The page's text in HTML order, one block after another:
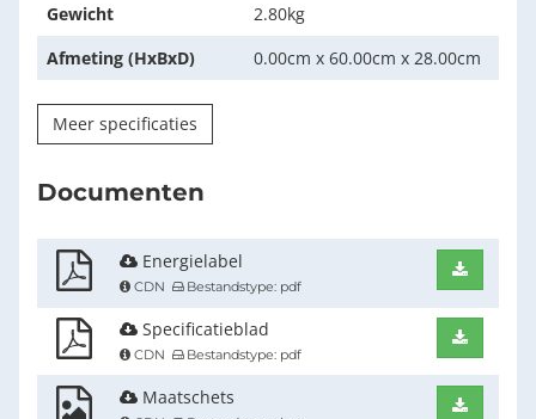
Gewicht
2.80kg
Afmeting (HxBxD)
0.00cm x 60.00cm x 28.00cm
Meer specificaties
Documenten
Energielabel
CDN Bestandstype: pdf
Specificatieblad
CDN Bestandstype: pdf
Maatschets